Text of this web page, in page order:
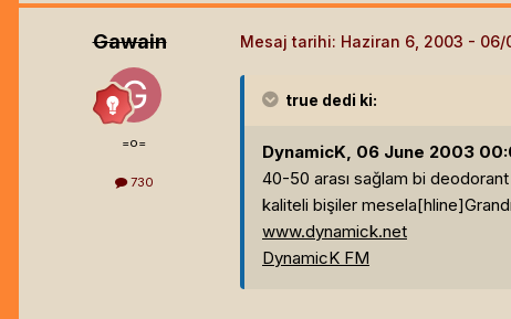
Gawain
=o=
730
Mesaj tarihi: Haziran 6, 2003
true dedi ki:
DynamicK, 06 June 2003
40-50 arası sağlam bi deodorant
kaliteli bişiler mesela[hline]
www.dynamick.net
DynamicK FM